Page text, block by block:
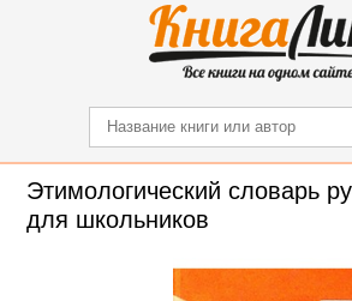
Этимологический словарь
для школьников